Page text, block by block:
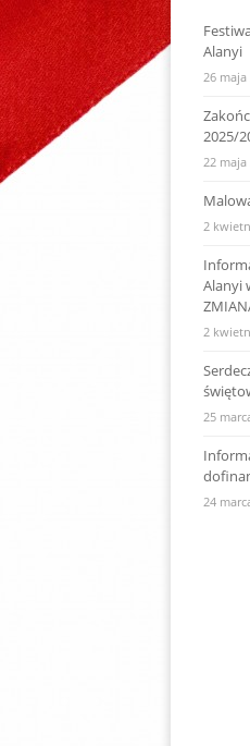
Alanyi
26 maja
2025/
22 maja
2
Alanyi
2
25
24